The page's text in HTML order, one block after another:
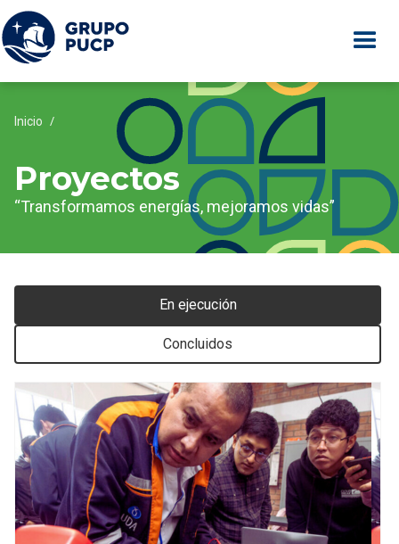
Inicio /
Proyectos
“Transformamos energías, mejoramos vidas”
En ejecución
Concluidos